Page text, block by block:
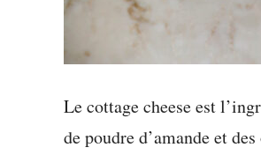
Le cottage cheese est
de poudre d’amande et